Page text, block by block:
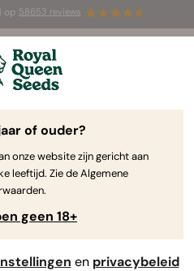
op 58653 reviews
Tijdelijke aanbieding
32m 55s
Blog
of ouder?
onze website zijn gericht aan
leeftijd. Zie de Algemene
geen 18+
en privacybeleid